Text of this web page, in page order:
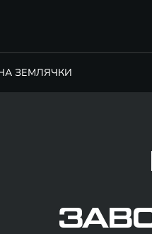
ЗЕМЛЯЧКИ